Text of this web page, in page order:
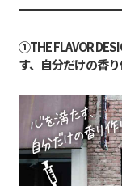
①THE FLAVOR
す、自分だけの香